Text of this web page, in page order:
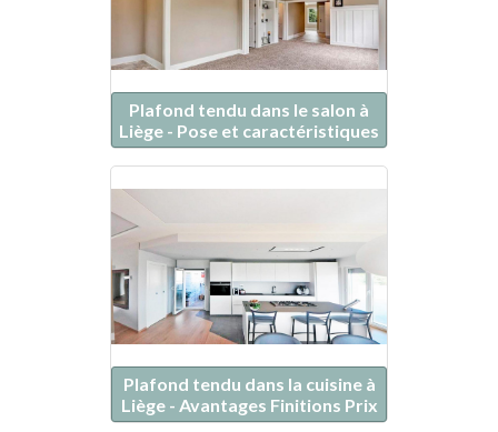
Plafond tendu dans le salon à
Liège - Pose et caractéristiques
Plafond tendu dans la cuisine à
Liège - Avantages Finitions Prix